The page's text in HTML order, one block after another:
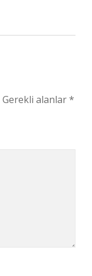
Gerekli alanlar*